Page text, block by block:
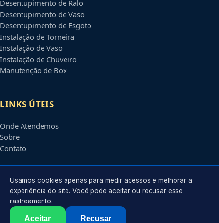
Desentupimento de Ralo
Desentupimento de Vaso
Desentupimento de Esgoto
Instalação de Torneira
Instalação de Vaso
Instalação de Chuveiro
Manutenção de Box
LINKS ÚTEIS
Onde Atendemos
Sobre
Contato
CONTATO
Atendimento em
contato@encanadoremboavista.com.br
Usamos cookies apenas para medir acessos e melhorar a
experiência do site. Você pode aceitar ou recusar esse
rastreamento.
Aceitar Recusar